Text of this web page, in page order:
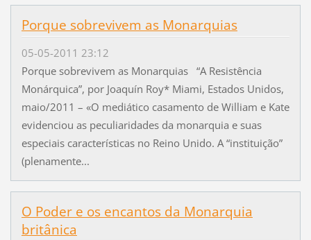
Porque sobrevivem as Monarquias
05-05-2011 23:12
Porque sobrevivem as Monarquias “A Resistência
Monárquica”, por Joaquín Roy* Miami, Estados Unidos,
maio/2011 – «O mediático casamento de William e Kate
evidenciou as peculiaridades da monarquia e suas
especiais características no Reino Unido. A “instituição”
(plenamente...
O Poder e os encantos da Monarquia
britânica